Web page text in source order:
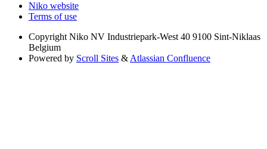
Niko website
Terms of use
Copyright Niko NV Industriepark-West 40 9100 Sint-Niklaas
Belgium
Powered by Scroll Sites & Atlassian Confluence